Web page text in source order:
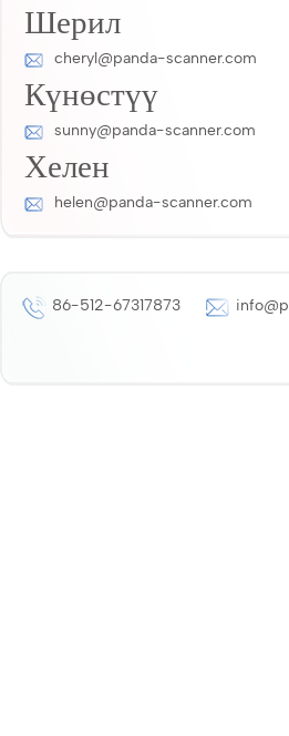
Шерил
cheryl@panda-scanner.com
Күнөстүү
sunny@panda-scanner.com
Хелен
helen@panda-scanner.com
86-512-67317873